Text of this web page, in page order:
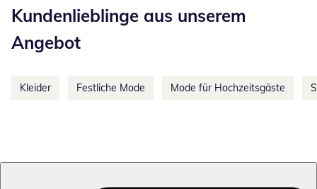
Kundenlieblinge aus unserem
Angebot
Kleider Festliche Mode Mode für Hochzeitsgäste